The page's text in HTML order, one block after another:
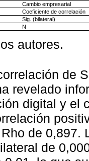
Cambio empresarial
Coeficiente de correlación
Sig. (bilateral)
N
autores.
de
revelado
digital y el
de 0,897.
de